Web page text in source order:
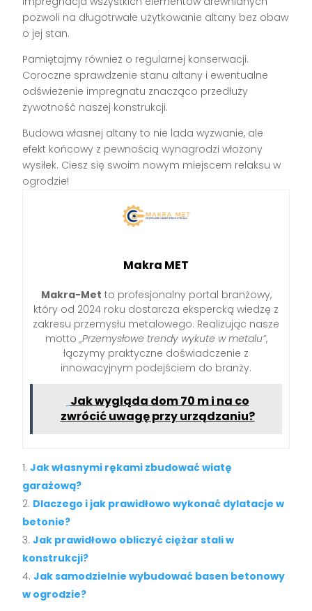
pozwoli na długotrwałe użytkowanie altany bez obaw
o jej stan.
Pamiętajmy również o regularnej konserwacji.
Coroczne sprawdzenie stanu altany i ewentualne
odświeżenie impregnatu znacząco przedłuży
żywotność naszej konstrukcji.
Budowa własnej altany to nie lada wyzwanie, ale
efekt końcowy z pewnością wynagrodzi włożony
wysiłek. Ciesz się swoim nowym miejscem relaksu w
ogrodzie!
Makra MET
Makra-Met to profesjonalny portal branżowy,
który od 2024 roku dostarcza ekspercką wiedzę z
zakresu przemysłu metalowego. Realizując nasze
motto„Przemysłowe trendy wykute w metalu”,
łączymy praktyczne doświadczenie z
innowacyjnym podejściem do branży.
Jak wygląda dom 70 m i na co
zwrócić uwagę przy urządzaniu?
Jak własnymi rękami zbudować wiatę
garażową?
Dlaczego i jak prawidłowo wykonać dylatacje w
betonie?
Jak prawidłowo obliczyć ciężar stali w
konstrukcji?
Jak samodzielnie wybudować basen betonowy
w ogrodzie?